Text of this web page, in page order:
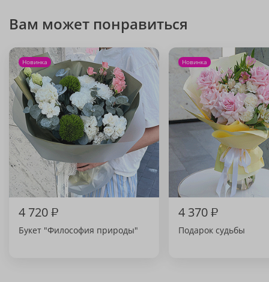
Вам может понравиться
Новинка
4 720₽
Букет "Философия природы"
Новинка
4 370₽
Подарок судьбы